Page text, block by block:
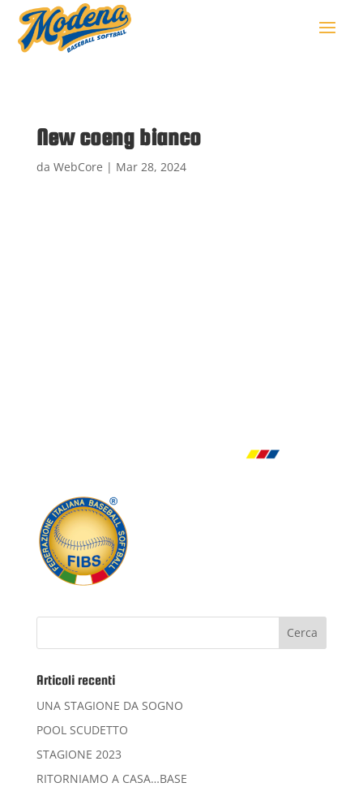
New coeng bianco
da WebCore | Mar 28, 2024
Articoli recenti
UNA STAGIONE DA SOGNO
POOL SCUDETTO
STAGIONE 2023
RITORNIAMO A CASA…BASE